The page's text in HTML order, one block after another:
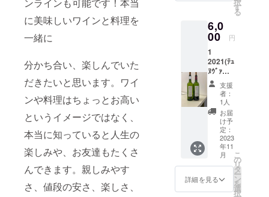
に美味しいワインと料理を
一緒に
分かち合い、楽しんでいた
だきたいと思います。ワイ
ンや料理はちょっとお高い
というイメージではなく、
本当に知っていると人生の
楽しみや、お友達もたくさ
んできます。親しみやす
さ、値段の安さ、楽しさ、
にもわかり
やすく、楽
しみなが
ら、そして
自身の料理
経験を元に
地方料理と
ワインのマ
リアージュ
をしながら
講座を開催
していま
す。ワイン
講座の中で
中にわ
ずかに
感じる
イチゴ
やイー
ストの
風味が
持続し
ます。
カプ
レー
ゼ、
サーモ
ンの冷
静 DE
BORTO
LI(デ・
ボルト
リ)
ル教本
資料つ
き、ワ
イン4
種、
オード
ブル4種
付きで
す。 お
時間は2
時間で
す。ご
予約制
にてい
らっ
てくだ
さい。
の熟成
を行
い、
シャン
パンの
華やか
さ、
ハーモ
ニー、
繊細さ
を追求
してい
ます。
「アク
セル・
ヴァロ
ン ブ
ク・
テュヌ
氏がま
たも
や、と
んでも
ないワ
インを
造り出
しまし
た！
創意工
夫を重
ねるア
マンの
テュヌ
ド・
ヴァロ
ン ブ
リュッ
ト
Chardo
nnay
シャル
ドネ
20%
Pinot
Noirピ
ノノ
ワール
70%
Muenie
rムニエ
ONNAY
S
VIGNES
2ROCH
EBIN
BOURG
OGNE
PINOT
NOIR
VIEILLE
S
VIGNES
マコネ
地区の
中央に
位置
し、イ
ジェ村
す
る
6,0
00 円
1
2021(ﾃｭ
ﾇｳﾞｧ
ﾝ) Presi
dial
Thunuvi
nプレジ
ディア
ル テュ
ヌヴァ
ン ボル
ドーブ
ランセ
ミヨ
ン、
支援
者：
1人
お届
け予
定：
2023
年11
月
詳細を見る
こ
の
リ
タ
ー
ン
を
選
択